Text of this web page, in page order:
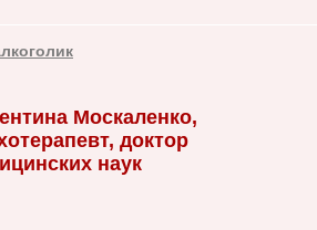
Москаленко,
доктор
наук